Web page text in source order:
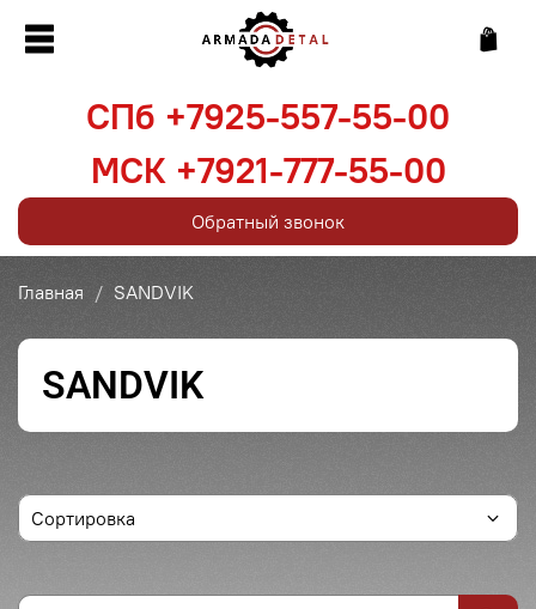
Главная SANDVIK
SANDVIK
СПб +7925-557-55-00
МСК +7921-777-55-00
Обратный звонок